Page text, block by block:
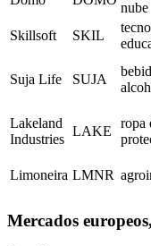
nube
Skillsoft
SKIL
Suja Life SUJA
Lakeland
Industries
LAKE
ropa
Limoneira LMNR
Mercados